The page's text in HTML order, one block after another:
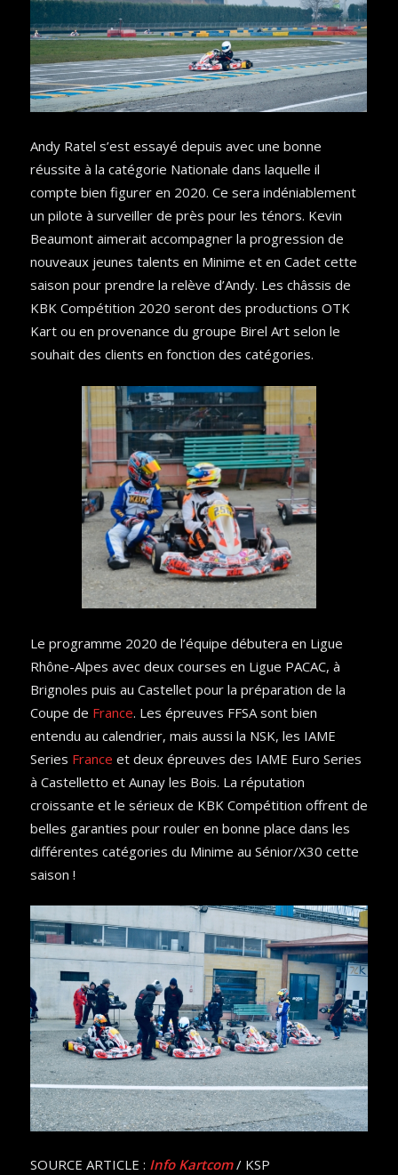
Andy Ratel s’est essayé depuis avec une bonne
réussite à la catégorie Nationale dans laquelle il
compte bien figurer en 2020. Ce sera indéniablement
un pilote à surveiller de près pour les ténors. Kevin
Beaumont aimerait accompagner la progression de
nouveaux jeunes talents en Minime et en Cadet cette
saison pour prendre la relève d’Andy. Les châssis de
KBK Compétition 2020 seront des productions OTK
Kart ou en provenance du groupe Birel Art selon le
souhait des clients en fonction des catégories.
Le programme 2020 de l’équipe débutera en Ligue
Rhône-Alpes avec deux courses en Ligue PACAC, à
Brignoles puis au Castellet pour la préparation de la
Coupe de France. Les épreuves FFSA sont bien
entendu au calendrier, mais aussi la NSK, les IAME
Series France et deux épreuves des IAME Euro Series
à Castelletto et Aunay les Bois. La réputation
croissante et le sérieux de KBK Compétition offrent de
belles garanties pour rouler en bonne place dans les
différentes catégories du Minime au Sénior/X30 cette
saison !
SOURCE ARTICLE : Info Kartcom / KSP